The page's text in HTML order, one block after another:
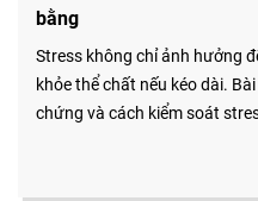
bằng
Stress không chỉ ảnh hưởng
khỏe thể chất nếu kéo dài.
chứng và cách kiểm soát